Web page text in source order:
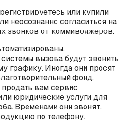
или купили
неосознанно согласиться на
звонков от коммивояжеров.
вызова будут звонить
графику. Иногда они просят
фонд.
вам сервис
юридические услуги для
Временами они звонят,
по телефону.